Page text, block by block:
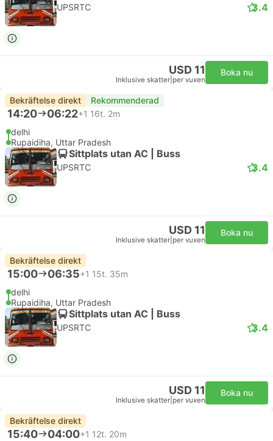
UPSRTC 3.4
USD 11
Inklusive skatter per vuxen
Boka nu
Bekräftelse direkt Rekommenderad
14:20 06:22+1 16t. 2m
delhi
Rupaidiha, Uttar Pradesh
Sittplats utan AC | Buss
UPSRTC 3.4
USD 11
Inklusive skatter per vuxen
Boka nu
Bekräftelse direkt
15:00 06:35+1 15t. 35m
delhi
Rupaidiha, Uttar Pradesh
Sittplats utan AC | Buss
UPSRTC 3.4
USD 11
Inklusive skatter per vuxen
Boka nu
Bekräftelse direkt
15:40 04:00+1 12t. 20m